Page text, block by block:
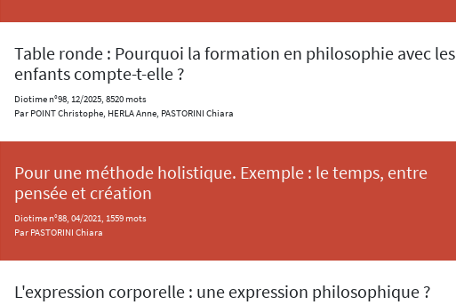
Table ronde : Pourquoi la formation en philosophie avec les
enfants compte-t-elle ?
Diotime n°98, 12/2025, 8520 mots
Par POINT Christophe, HERLA Anne, PASTORINI Chiara
Pour une méthode holistique. Exemple : le temps, entre
pensée et création
Diotime n°88, 04/2021, 1559 mots
Par PASTORINI Chiara
L'expression corporelle : une expression philosophique ?